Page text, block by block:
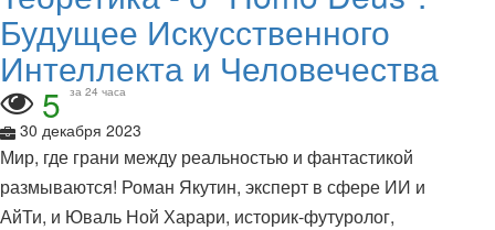
Будущее Искусственного
Интеллекта и Человечества
5 за 24 часа
30 декабря 2023
Мир, где грани между реальностью и фантастикой
размываются! Роман Якутин, эксперт в сфере ИИ и
АйТи, и Юваль Ной Харари, историк-футуролог,